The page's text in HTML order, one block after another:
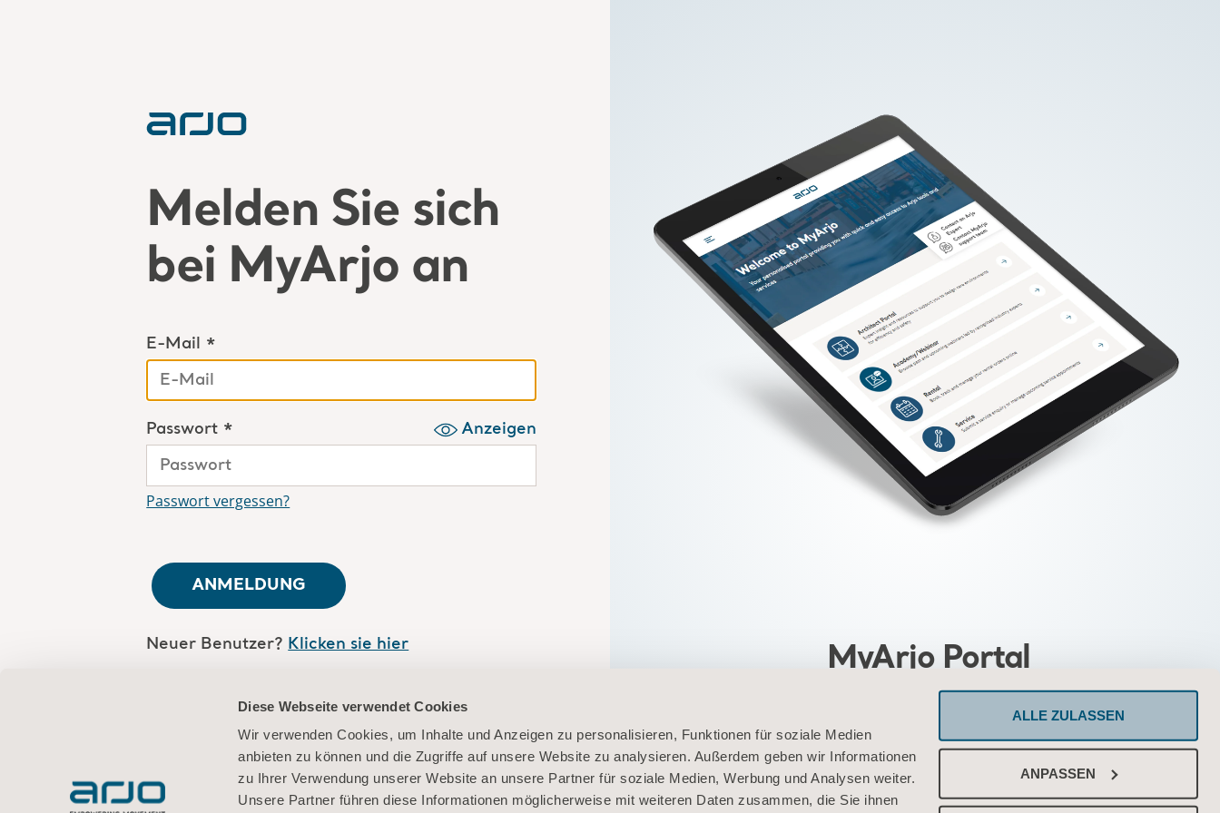
Diese Webseite verwendet Cookies
Wir verwenden Cookies, um Inhalte und Anzeigen zu personalisieren, Funktionen für soziale Medien
anbieten zu können und die Zugriffe auf unsere Website zu analysieren. Außerdem geben wir Informationen
zu Ihrer Verwendung unserer Website an unsere Partner für soziale Medien, Werbung und Analysen weiter.
Unsere Partner führen diese Informationen möglicherweise mit weiteren Daten zusammen, die Sie ihnen
ALLE ZULASSEN
ANPASSEN
Melden Sie sich
bei MyArjo an
E-Mail *
Passwort * Anzeigen
Passwort vergessen?
ANMELDUNG
Neuer Benutzer? Klicken sie hier MyArjo Portal
In Ihrem persönlichen Portal können Sie schnell und
unkompliziert auf die Tools und Leistungen von Arjo
zugreifen